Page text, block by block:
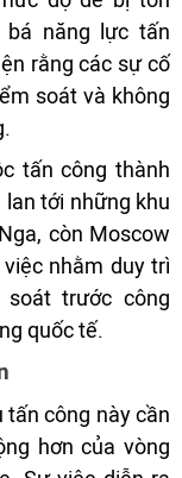
bá năng lực tấn
rằng các sự cố
soát và không
tấn công thành
tới những khu
còn Moscow
nhằm duy trì
trước công
quốc tế.
công này cần
hơn của vòng